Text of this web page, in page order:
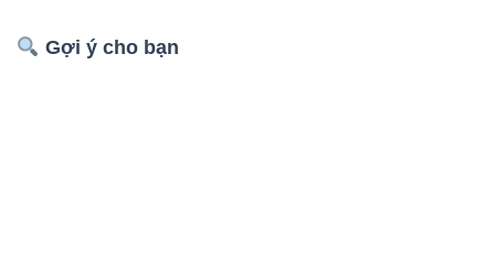
Gợi ý cho bạn